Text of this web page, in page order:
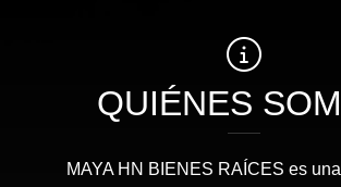
QUIÉNES
MAYA HN BIENES RAÍCES​ es